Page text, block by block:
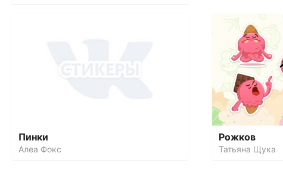
Пинки
Алеа Фокс
Рожков
Татьяна Щука